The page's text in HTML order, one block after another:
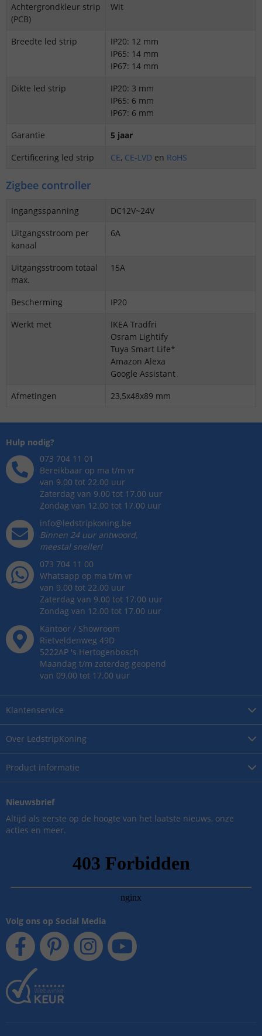
Achtergrondkleur strip
(PCB)
Wit
Breedte led strip
IP20: 12 mm
IP65: 14 mm
IP67: 14 mm
Dikte led strip
IP20: 3 mm
IP65: 6 mm
IP67: 6 mm
Garantie
5 jaar
Certificering led strip
CE, CE-LVD en RoHS
Zigbee controller
Ingangsspanning
DC12V~24V
Uitgangsstroom per
kanaal
6A
Uitgangsstroom totaal
max.
15A
Bescherming
IP20
Werkt met
IKEA Tradfri
Osram Lightify
Tuya Smart Life*
Amazon Alexa
Google Assistant
Afmetingen
23,5x48x89 mm
Over LedstripKoning
Product informatie
Klantenservice
Hulp nodig?
073 704 11 01
Bereikbaar op ma t/m vr
van 9.00 tot 22.00 uur
Zaterdag van 9.00 tot 17.00 uur
Zondag van 12.00 tot 17.00 uur
info@ledstripkoning.be
Binnen 24 uur antwoord,
meestal sneller!
073 704 11 00
Whatsapp op ma t/m vr
van 9.00 tot 22.00 uur
Zaterdag van 9.00 tot 17.00 uur
Zondag van 12.00 tot 17.00 uur
Kantoor / Showroom
Rietveldenweg 49D
5222AP 's Hertogenbosch
Maandag t/m zaterdag geopend
van 09.00 tot 17.00 uur
Nieuwsbrief
Altijd als eerste op de hoogte van het laatste nieuws, onze
acties en meer.
Volg ons op Social Media